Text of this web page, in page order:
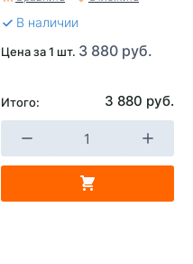
В наличии
Цена за 1 шт. 3 880 руб.
Итого: 3 880 руб.